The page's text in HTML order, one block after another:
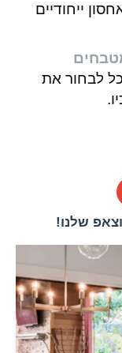
ייחודיים
לבחור את
שלנו!